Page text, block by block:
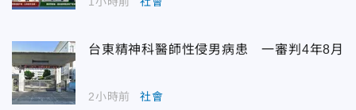
台東精神科醫師性侵男病患 一審判4年8月
2小時前 社會